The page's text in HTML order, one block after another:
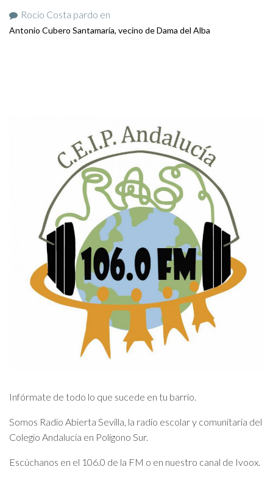
Rocio Costa pardo en
Antonio Cubero Santamaría, vecino de Dama del Alba
Infórmate de todo lo que sucede en tu barrio.
Somos Radio Abierta Sevilla, la radio escolar y comunitaria del
Colegio Andalucía en Polígono Sur.
Escúchanos en el 106.0 de la FM o en nuestro canal de Ivoox.